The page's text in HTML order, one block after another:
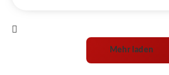
Mehr laden